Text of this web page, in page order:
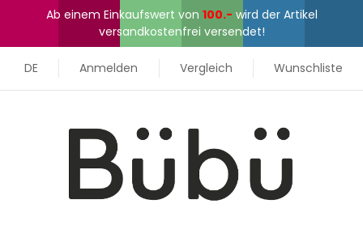
Ab einem Einkaufswert von 100.- wird der Artikel
versandkostenfrei versendet!
DE Anmelden Vergleich Wunschliste